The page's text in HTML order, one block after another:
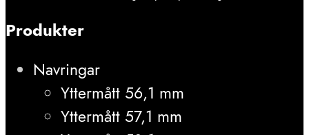
Produkter
Navringar
Yttermått 56,1 mm
Yttermått 57,1 mm